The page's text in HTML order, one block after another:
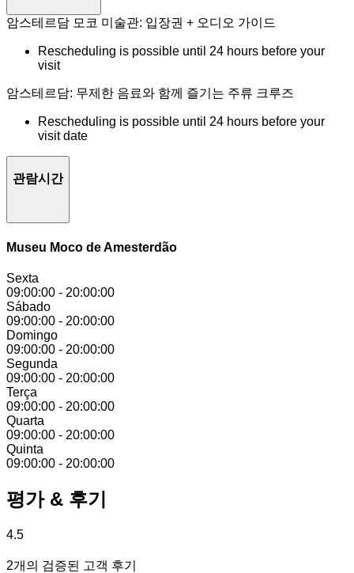
암스테르담 모코 미술관: 입장권 + 오디오 가이드
Rescheduling is possible until 24 hours before your
visit
암스테르담: 무제한 음료와 함께 즐기는 주류 크루즈
Rescheduling is possible until 24 hours before your
visit date
관람시간
Museu Moco de Amesterdão
Sexta
09:00:00 - 20:00:00
Sábado
09:00:00 - 20:00:00
Domingo
09:00:00 - 20:00:00
Segunda
09:00:00 - 20:00:00
Terça
09:00:00 - 20:00:00
Quarta
09:00:00 - 20:00:00
Quinta
09:00:00 - 20:00:00
평가 & 후기
4.5
2개의 검증된 고객 후기